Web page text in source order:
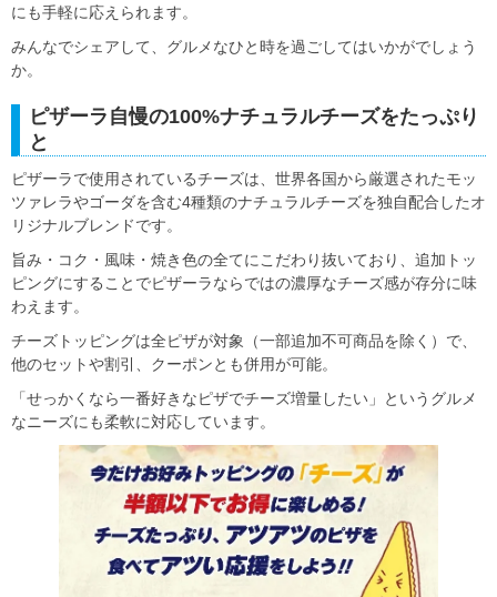
にも手軽に応えられます。
みんなでシェアして、グルメなひと時を過ごしてはいかがでしょう
か。
ピザーラ自慢の100%ナチュラルチーズをたっぷり
と
ピザーラで使用されているチーズは、世界各国から厳選されたモッ
ツァレラやゴーダを含む4種類のナチュラルチーズを独自配合したオ
リジナルブレンドです。
旨み・コク・風味・焼き色の全てにこだわり抜いており、追加トッ
ピングにすることでピザーラならではの濃厚なチーズ感が存分に味
わえます。
チーズトッピングは全ピザが対象（一部追加不可商品を除く）で、
他のセットや割引、クーポンとも併用が可能。
「せっかくなら一番好きなピザでチーズ増量したい」というグルメ
なニーズにも柔軟に対応しています。